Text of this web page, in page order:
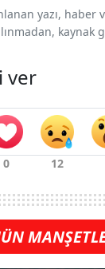
yazı, haber
ver